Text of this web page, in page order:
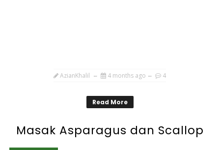
AzianKhalil 4 months ago 4
Read More
Masak Asparagus dan Scallop